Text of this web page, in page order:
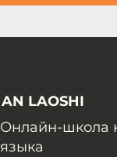
AN LAOSHI
Онлайн-школа
языка